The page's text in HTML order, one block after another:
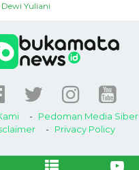
Dewi Yuliani
Pedoman Media Siber
Privacy Policy